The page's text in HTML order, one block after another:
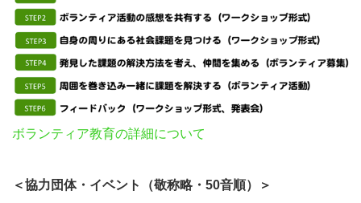
ボランティア教育の詳細について
＜協力団体・イベント（敬称略・50音順）＞